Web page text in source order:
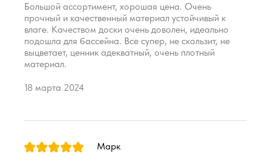
Большой ассортимент, хорошая цена. Очень
прочный и качественный материал устойчивый к
влаге. Качеством доски очень доволен, идеально
подошла для бассейна. Все супер, не скользит, не
выцветает, ценник адекватный, очень плотный
материал.
18 марта 2024
Марк